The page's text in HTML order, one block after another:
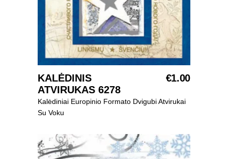
SELECT OPTIONS
KALĖDINIS
ATVIRUKAS 6278
€1.00
Kalėdiniai Europinio Formato Dvigubi Atvirukai
Su Voku